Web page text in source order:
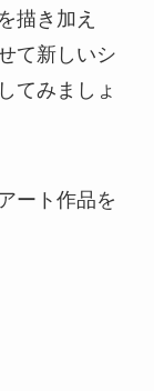
描き加え
て新しいシ
てみましょ
ート作品を